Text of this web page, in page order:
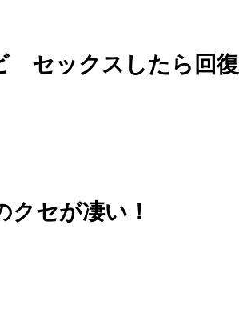
セックスしたら回復
クセが凄い！